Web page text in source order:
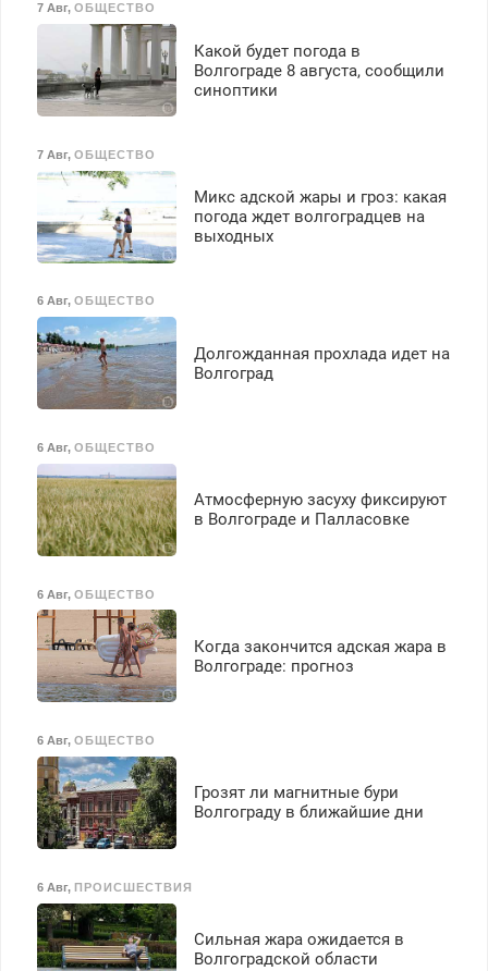
7 Авг, ОБЩЕСТВО
Какой будет погода в
Волгограде 8 августа, сообщили
синоптики
7 Авг, ОБЩЕСТВО
Микс адской жары и гроз: какая
погода ждет волгоградцев на
выходных
6 Авг, ОБЩЕСТВО
Долгожданная прохлада идет на
Волгоград
6 Авг, ОБЩЕСТВО
Атмосферную засуху фиксируют
в Волгограде и Палласовке
6 Авг, ОБЩЕСТВО
Когда закончится адская жара в
Волгограде: прогноз
6 Авг, ОБЩЕСТВО
Грозят ли магнитные бури
Волгограду в ближайшие дни
6 Авг, ПРОИСШЕСТВИЯ
Сильная жара ожидается в
Волгоградской области